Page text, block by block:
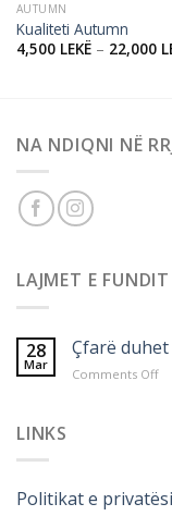
AUTUMN
Kualiteti Autumn
4,500 LEKË– 22,000
NA NDIQNI NË
LAJMET E FUNDIT
28
Mar
Çfarë
Comments Offon
LINKS
Politikat e